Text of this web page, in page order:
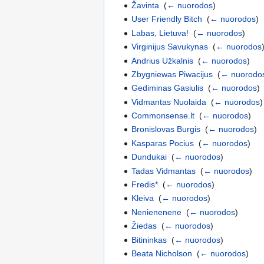
Žavinta ‎(← nuorodos)
User Friendly Bitch ‎(← nuorodos)
Labas, Lietuva! ‎(← nuorodos)
Virginijus Savukynas ‎(← nuorodos)
Andrius Užkalnis ‎(← nuorodos)
Zbygniewas Piwacijus ‎(←
Gediminas Gasiulis ‎(← nuorodos)
Vidmantas Nuolaida ‎(← nuorodos)
Commonsense.lt ‎(← nuorodos)
Bronislovas Burgis ‎(← nuorodos)
Kasparas Pocius ‎(← nuorodos)
Dundukai ‎(← nuorodos)
Tadas Vidmantas ‎(← nuorodos)
Fredis* ‎(← nuorodos)
Kleiva ‎(← nuorodos)
Nenienenene ‎(← nuorodos)
Žiedas ‎(← nuorodos)
Bitininkas ‎(← nuorodos)
Beata Nicholson ‎(← nuorodos)